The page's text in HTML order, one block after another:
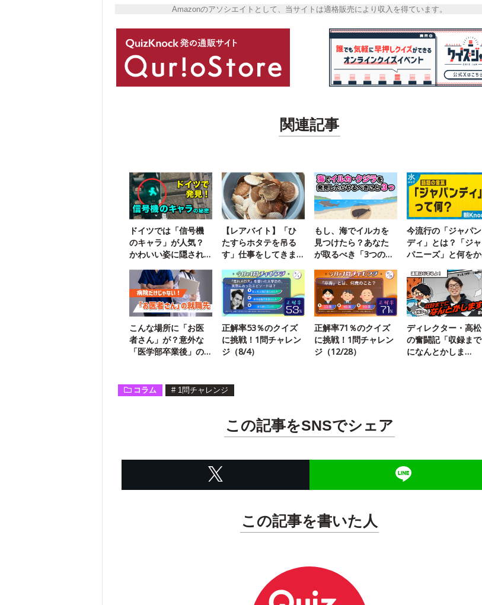
Amazonのアソシエイトとして、当サイトは適格販売により収入を得ています。
関連記事
ドイツでは「信号機
のキャラ」が人気？
かわいい姿に隠され
【レアバイト】「ひ
たすらホタテを吊る
す」仕事をしてきま
もし、海でイルカを
見つけたら？あなた
が取るべき「3つの行
今流行の「ジャパン
ディ」とは？「ジャ
パニーズ」と何をか
こんな場所に「お医
者さん」が？意外な
「医学部卒業後」の
正解率53％のクイズ
に挑戦！1問チャレン
ジ（8/4）
正解率71％のクイズ
に挑戦！1問チャレン
ジ（12/28）
ディレクター・高松
の奮闘記「収録まで
になんとかしま
コラム # 1問チャレンジ
この記事をSNSでシェア
この記事を書いた人